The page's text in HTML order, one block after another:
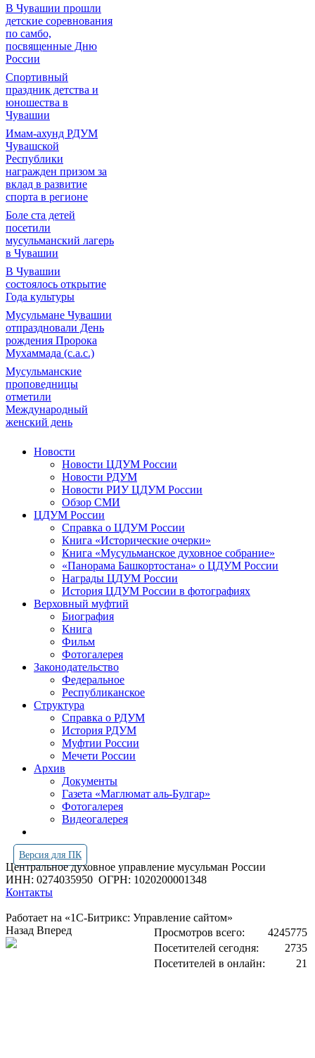
В Чувашии прошли
детские соревнования
по самбо,
посвященные Дню
России
Спортивный
праздник детства и
юношества в
Чувашии
Имам-ахунд РДУМ
Чувашской
Республики
награжден призом за
вклад в развитие
спорта в регионе
Боле ста детей
посетили
мусульманский лагерь
в Чувашии
В Чувашии
состоялось открытие
Года культуры
Мусульмане Чувашии
отпраздновали День
рождения Пророка
Мухаммада (с.а.с.)
Мусульманские
проповедницы
отметили
Международный
женский день
Новости
Новости ЦДУМ России
Новости РДУМ
Новости РИУ ЦДУМ России
Обзор СМИ
ЦДУМ России
Справка о ЦДУМ России
Книга «Исторические очерки»
Книга «Мусульманское духовное собрание»
«Панорама Башкортостана» о ЦДУМ России
Награды ЦДУМ России
История ЦДУМ России в фотографиях
Верховный муфтий
Биография
Книга
Фильм
Фотогалерея
Законодательство
Федеральное
Республиканское
Структура
Справка о РДУМ
История РДУМ
Муфтии России
Мечети России
Архив
Документы
Газета «Маглюмат аль-Булгар»
Фотогалерея
Видеогалерея
Версия для ПК
Центральное духовное управление мусульман России
ИНН: 0274035950 ОГРН: 1020200001348
Контакты
Работает на «1С-Битрикс: Управление сайтом»
Просмотров всего:
4245775
Посетителей сегодня:
2735
Посетителей в онлайн:
21
Назад Вперед